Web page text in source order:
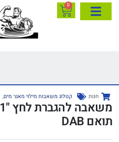
0
חנות קטלוג משאבות מילוי מאגר מים,
תואם DAB